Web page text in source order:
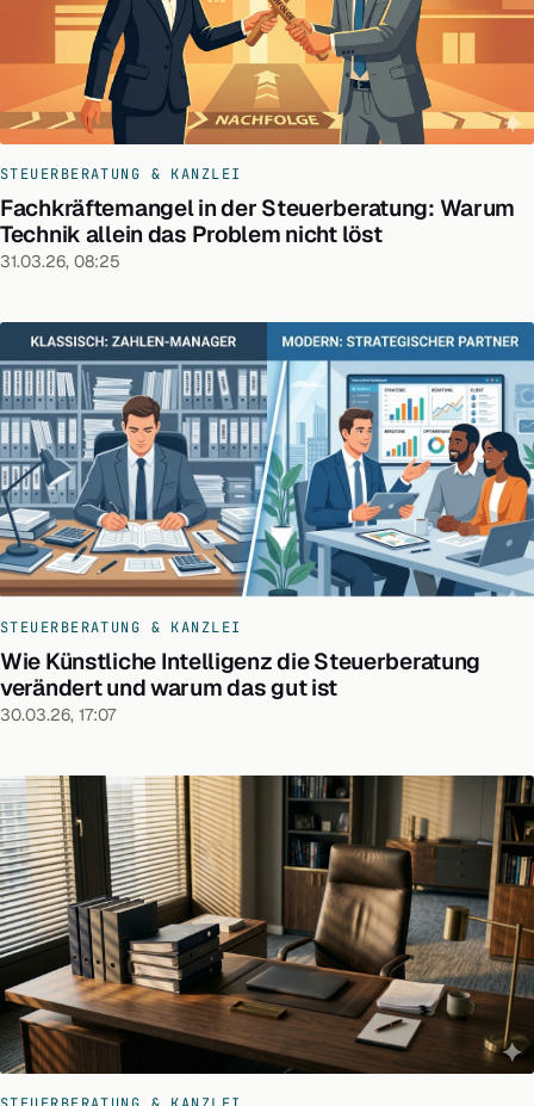
STEUERBERATUNG & KANZLEI
Fachkräftemangel in der Steuerberatung: Warum
Technik allein das Problem nicht löst
31.03.26, 08:25
STEUERBERATUNG & KANZLEI
Wie Künstliche Intelligenz die Steuerberatung
verändert und warum das gut ist
30.03.26, 17:07